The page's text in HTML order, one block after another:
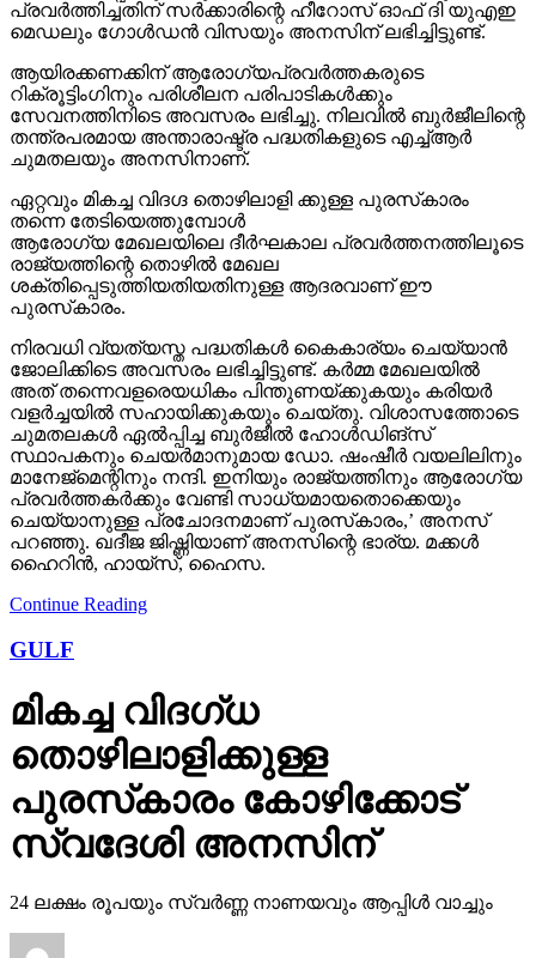
പ്രവര്‍ത്തിച്ചതിന് സര്‍ക്കാരിന്റെ ഹീറോസ് ഓഫ് ദി യുഎഇ
മെഡലും ഗോള്‍ഡന്‍ വിസയും അനസിന് ലഭിച്ചിട്ടുണ്ട്.
ആയിരക്കണക്കിന് ആരോഗ്യപ്രവര്‍ത്തകരുടെ
റിക്രൂട്ടിംഗിനും പരിശീലന പരിപാടികള്‍ക്കും
സേവനത്തിനിടെ അവസരം ലഭിച്ചു. നിലവില്‍ ബുര്‍ജീലിന്റെ
തന്ത്രപരമായ അന്താരാഷ്ട്ര പദ്ധതികളുടെ എച്ച്ആര്‍
ചുമതലയും അനസിനാണ്.
ഏറ്റവും മികച്ച വിദഗ്ദ തൊഴിലാളി ക്കുള്ള പുരസ്‌കാരം
തന്നെ തേടിയെത്തുമ്പോൾ
ആരോഗ്യ മേഖലയിലെ ദീര്‍ഘകാല പ്രവര്‍ത്തനത്തിലൂടെ
രാജ്യത്തിന്റെ തൊഴില്‍ മേഖല
ശക്തിപ്പെടുത്തിയതിയതിനുള്ള ആദരവാണ് ഈ
പുരസ്‌കാരം.
നിരവധി വ്യത്യസ്ത പദ്ധതികള്‍ കൈകാര്യം ചെയ്യാന്‍
ജോലിക്കിടെ അവസരം ലഭിച്ചിട്ടുണ്ട്. കര്‍മ്മ മേഖലയില്‍
അത് തന്നെവളരെയധികം പിന്തുണയ്ക്കുകയും കരിയര്‍
വളര്‍ച്ചയില്‍ സഹായിക്കുകയും ചെയ്തു. വിശാസത്തോടെ
ചുമതലകള്‍ ഏല്‍പ്പിച്ച ബുര്‍ജീല്‍ ഹോള്‍ഡിങ്സ്
സ്ഥാപകനും ചെയര്‍മാനുമായ ഡോ. ഷംഷീര്‍ വയലിലിനും
മാനേജ്മെന്റിനും നന്ദി. ഇനിയും രാജ്യത്തിനും ആരോഗ്യ
പ്രവര്‍ത്തകര്‍ക്കും വേണ്ടി സാധ്യമായതൊക്കെയും
ചെയ്യാനുള്ള പ്രചോദനമാണ് പുരസ്‌കാരം,’ അനസ്
പറഞ്ഞു. ഖദീജ ജിഷ്ണിയാണ് അനസിന്റെ ഭാര്യ. മക്കള്‍
ഹൈറിന്‍, ഹായ്സ്, ഹൈസ.
Continue Reading
GULF
മികച്ച വിദഗ്ധ
തൊഴിലാളിക്കുള്ള
പുരസ്‌കാരം കോഴിക്കോട്
സ്വദേശി അനസിന്
24 ലക്ഷം രൂപയും സ്വര്‍ണ്ണ നാണയവും ആപ്പിള്‍ വാച്ചും